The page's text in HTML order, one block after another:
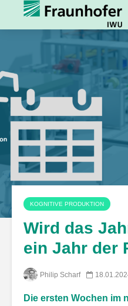
KOGNITIVE PRODUKTION
Wird das
ein Jahr der
Philip Scharf
Die ersten Wochen im